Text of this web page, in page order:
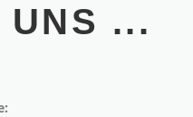
UNS ...